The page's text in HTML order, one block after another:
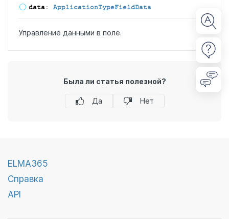
data: ApplicationTypeFieldData
Управление данными в поле.
Была ли статья полезной?
Да Нет
ELMA365
Справка
API